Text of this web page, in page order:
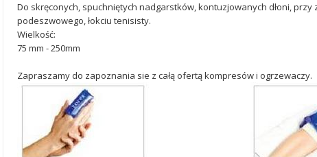
Do skręconych, spuchniętych nadgarstków, kontuzjowanych dłoni,
podeszwowego, łokciu tenisisty.
Wielkość:
75 mm - 250mm
Zapraszamy do zapoznania sie z całą ofertą kompresów i ogrzewaczy.